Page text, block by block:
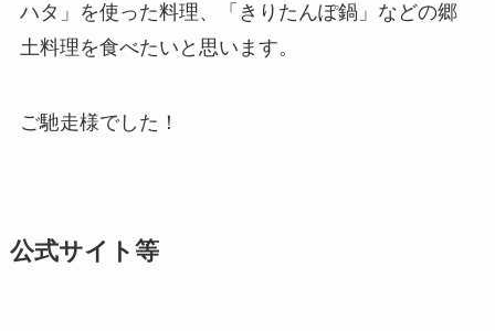
ハタ」を使った料理、「きりたんぽ鍋」などの郷
土料理を食べたいと思います。
ご馳走様でした！
公式サイト等